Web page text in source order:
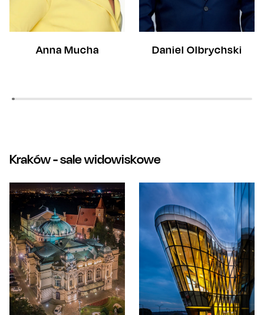
Anna Mucha Daniel Olbrychski
Kraków- sale widowiskowe